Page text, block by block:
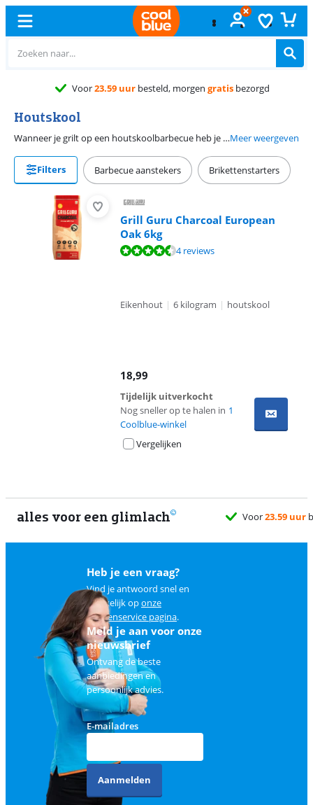
Voor23.59 uurbesteld, morgengratisbezorgd
Houtskool
Wanneer je grilt op een houtskoolbarbecue heb je houtskool nodig. Houtskool brandt snel en bereikt een hoge temperatuur. Hierdoor bereid je gemakkelijk verschillende gerechten. Hoeveel houtskool je nodig hebt, hangt af van hoe vaak en hoelang je wilt barbecueën. Barbecue je meerdere avonden per week of bereid je gerechten die langzaam garen? Kies dan voor 2 of 3 zakken houtskool. Zo weet je zeker dat je genoeg in huis hebt.Meer weergeven
Filters Barbecue aanstekers Brikettenstarters
Grill Guru Charcoal European
Oak 6kg
Beoordeling is 9,2 van de 10, gebaseerd op 4 reviews.
4 reviews
Eikenhout | 6 kilogram | houtskool
18,99
Tijdelijk uitverkocht
Nog sneller op te halen in 1
Coolblue-winkel
Vergelijken
alles voor een glimlach Voor23.59 uur
Heb je een vraag?
Vind je antwoord snel en
makkelijk oponze
klantenservice pagina.
Meld je aan voor onze
nieuwsbrief
Ontvang de beste
aanbiedingen en
persoonlijk advies.
E-mailadres
Aanmelden